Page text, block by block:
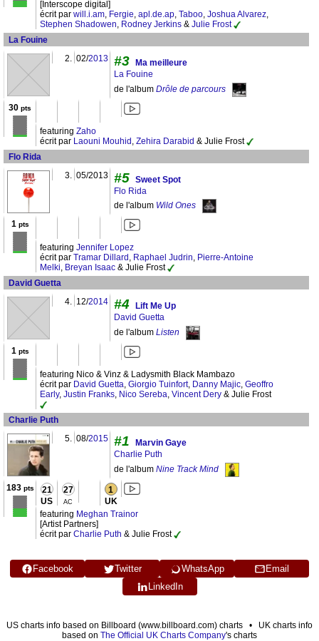
[Interscope digital]
écrit par will.i.am, Fergie, apl.de.ap, Taboo, Joshua Alvarez,
Stephen Shadowen, Rodney Jerkins & Julie Frost
La Fouine
2. 02/2013 #3 Ma meilleure
La Fouine
de l'album Drôle de parcours
30 pts
featuring Zaho
écrit par Laouni Mouhid Zehira Darabid & Julie Frost
Flo Rida
3.
05/2013 #5 Sweet Spot
Flo Rida
de l'album Wild Ones
1pts
featuring Jennifer Lopez
écrit par Tramar Dillard , Raphael Judrin, Pierre-Antoine
Melki, Breyan Isaac & Julie Frost
David Guetta
4. 12/2014 #4
Lift Me Up
David Guetta
de l'album Listen
1pts
featuring Nico & Vinz & Ladysmith Black Mambazo
écrit par David Guetta, Giorgio Tuinfort, Danny Majic, Geoffro
Early, Justin Franks, Nico Sereba, Vincent Dery & Julie Frost
Charlie Puth
5. 08/2015 #1
Marvin Gaye
Charlie Puth
de l'album Nine Track Mind
183pts 21
US
27
AC
1
UK
featuring Meghan Trainor
[Artist Partners]
écrit par Charlie Puth & Julie Frost
Facebook Twitter WhatsApp
Email
LinkedIn
US charts info based on Billboard (www.billboard.com) charts • UK charts info
based on The Official UK Charts Company's charts